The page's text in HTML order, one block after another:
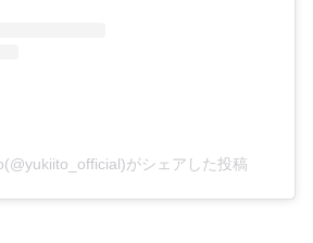
がシェアした投稿